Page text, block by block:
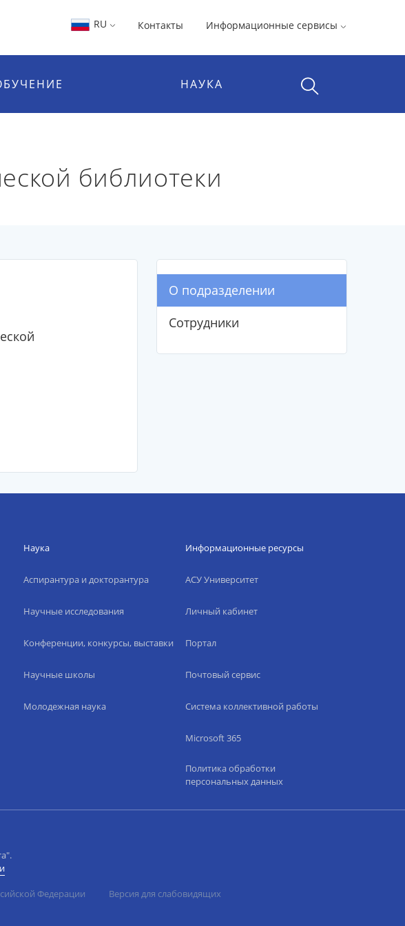
RU Контакты Информационные сервисы
НАУКА
библиотеки
О подразделении
Сотрудники
Наука
Аспирантура и докторантура
Научные исследования
Конференции, конкурсы, выставки
Научные школы
Молодежная наука
Информационные ресурсы
АСУ Университет
Личный кабинет
Портал
Почтовый сервис
Система коллективной работы
Microsoft 365
Политика обработки
персональных данных
Федерации Версия для слабовидящих